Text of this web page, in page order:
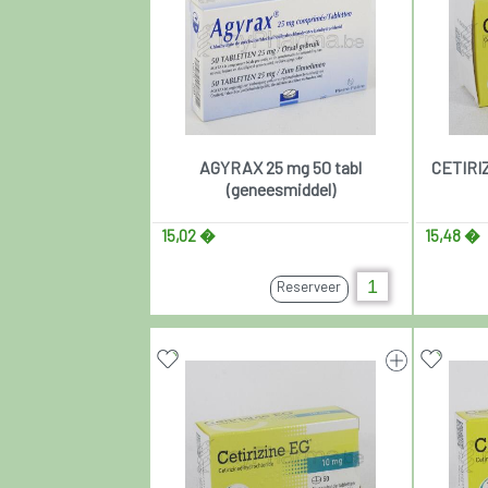
AGYRAX 25 mg 50 tabl
(geneesmiddel)
15,02 �
Reserveer
15,48 �